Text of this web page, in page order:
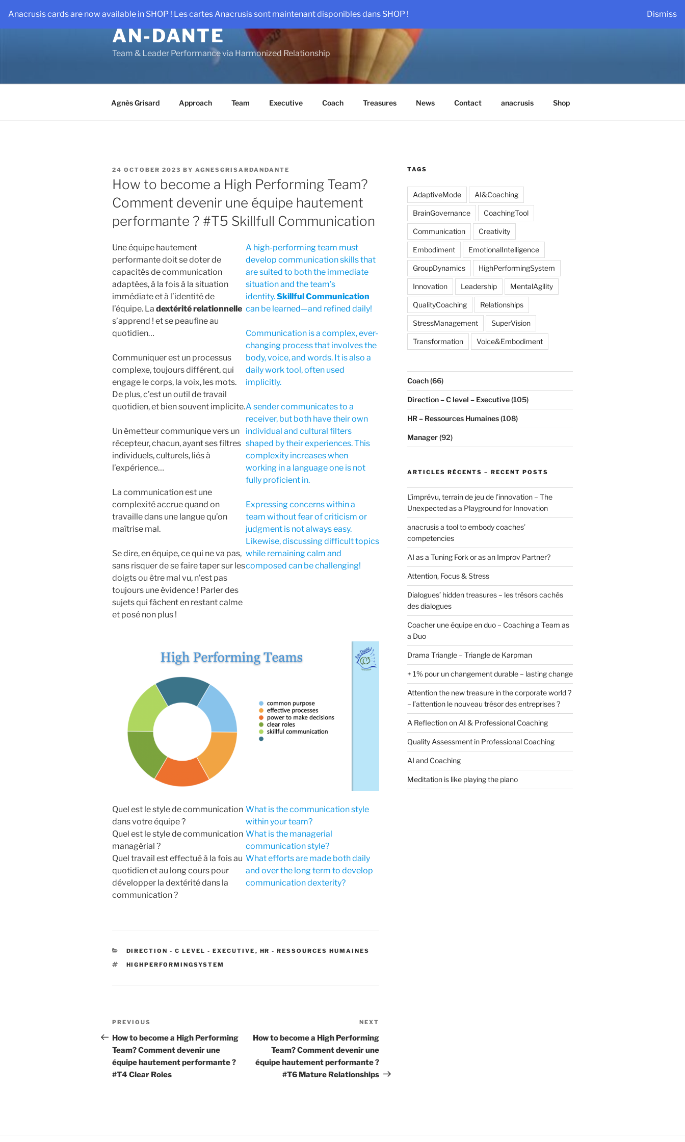
Anacrusis cards are now available in SHOP ! Les cartes Anacrusis sont maintenant disponibles dans SHOP ! Dismiss
content
AN-DANTE
Team & Leader Performance via Harmonized Relationship
Agnès Grisard Approach Team Executive Coach Treasures News Contact anacrusis Shop
POSTED
ON
24 OCTOBER 2023 BY AGNESGRISARDANDANTE
How to become a High Performing Team?
Comment devenir une équipe hautement
performante ? #T5 Skillfull Communication
Une équipe hautement
performante doit se doter de
capacités de communication
adaptées, à la fois à la situation
immédiate et à l’identité de
l’équipe. La dextérité relationnelle
s’apprend ! et se peaufine au
quotidien…
Communiquer est un processus
complexe, toujours différent, qui
engage le corps, la voix, les mots.
De plus, c’est un outil de travail
quotidien, et bien souvent implicite.
Un émetteur communique vers un
récepteur, chacun, ayant ses filtres
individuels, culturels, liés à
l’expérience…
La communication est une
complexité accrue quand on
travaille dans une langue qu’on
maîtrise mal.
Se dire, en équipe, ce qui ne va pas,
sans risquer de se faire taper sur les
doigts ou être mal vu, n’est pas
toujours une évidence ! Parler des
sujets qui fâchent en restant calme
et posé non plus !
A high-performing team must
develop communication skills that
are suited to both the immediate
situation and the team’s
identity.Skillful Communication
can be learned—and refined daily!
Communication is a complex, ever-
changing process that involves the
body, voice, and words. It is also a
daily work tool, often used
implicitly.
A sender communicates to a
receiver, but both have their own
individual and cultural filters
shaped by their experiences. This
complexity increases when
working in a language one is not
fully proficient in.
Expressing concerns within a
team without fear of criticism or
judgment is not always easy.
Likewise, discussing difficult topics
while remaining calm and
composed can be challenging!
Quel est le style de communication
dans votre équipe ?
Quel est le style de communication
managérial ?
Quel travail est effectué à la fois au
quotidien et au long cours pour
développer la dextérité dans la
communication ?
What is the communication style
within your team?
What is the managerial
communication style?
What efforts are made both daily
and over the long term to develop
communication dexterity?
CATEGORIES
DIRECTION - C LEVEL - EXECUTIVE , HR - RESSOURCES HUMAINES
TAGS
HIGHPERFORMINGSYSTEM
Post
navigation
Previous
Post
PREVIOUS
How to become a High Performing
Team? Comment devenir une
équipe hautement performante ?
#T4 Clear Roles
Post
NEXT
How to become a High Performing
Team? Comment devenir une
équipe hautement performante ?
#T6 Mature Relationships
TAGS
AdaptiveMode AI&Coaching
BrainGovernance CoachingTool
Communication Creativity
Embodiment EmotionalIntelligence
GroupDynamics HighPerformingSystem
Innovation Leadership MentalAgility
QualityCoaching Relationships
StressManagement SuperVision
Transformation Voice&Embodiment
Coach(66)
Direction – C level – Executive(105)
HR – Ressources Humaines(108)
Manager(92)
ARTICLES RÉCENTS – RECENT POSTS
L’imprévu, terrain de jeu de l’innovation – The
Unexpected as a Playground for Innovation
anacrusis a tool to embody coaches’
competencies
AI as a Tuning Fork or as an Improv Partner?
Attention, Focus & Stress
Dialogues’ hidden treasures – les trésors cachés
des dialogues
Coacher une équipe en duo – Coaching a Team as
a Duo
Drama Triangle – Triangle de Karpman
+ 1% pour un changement durable – lasting change
Attention the new treasure in the corporate world ?
– l’attention le nouveau trésor des entreprises ?
A Reflection on AI & Professional Coaching
Quality Assessment in Professional Coaching
AI and Coaching
Meditation is like playing the piano